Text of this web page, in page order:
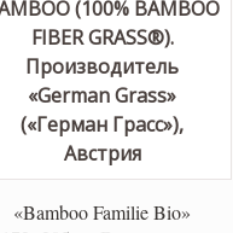
«Bamboo Familie Bio»